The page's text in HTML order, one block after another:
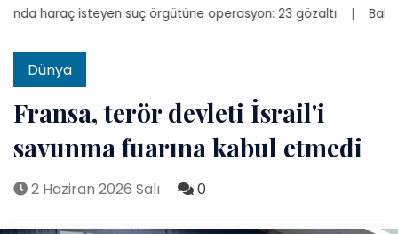
haraç isteyen suç örgütüne operasyon: 23 gözaltı | Bakan
Dünya
Fransa, terör devleti İsrail'i
savunma fuarına kabul etmedi
2 Haziran 2026 Salı 0